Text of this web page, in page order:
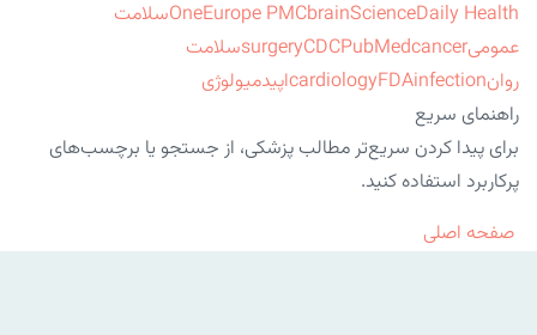
OneEurope PMCbrainScienceDaily Health
سلامت
عمومی
surgeryCDCPubMedcancer
سلامت
روان
cardiologyFDAinfection
اپیدمیولوژی
راهنمای سریع
برای پیدا کردن سریع‌تر مطالب پزشکی، از جستجو یا برچسب‌های
پرکاربرد استفاده کنید.
صفحه اصلی